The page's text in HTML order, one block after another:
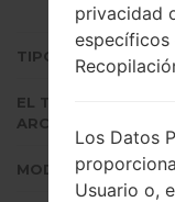
TIPO DE FIRMWARE
EL TAMAÑO DEL
ARCHIVO
MODELO
privacidad
específicos
Los Datos
Usuario o,